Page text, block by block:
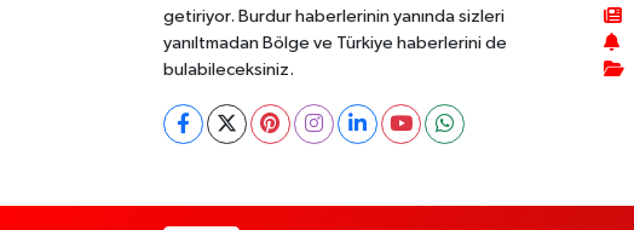
getiriyor. Burdur haberlerinin yanında sizleri
yanıltmadan Bölge ve Türkiye haberlerini de
bulabileceksiniz.